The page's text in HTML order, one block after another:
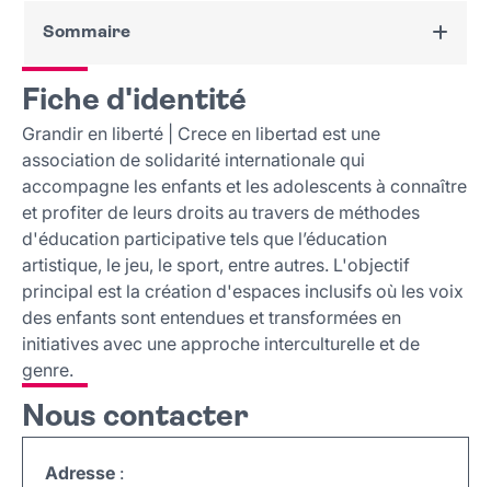
Sommaire
Fiche d'identité
Nous contacter
Fiche d'identité
Grandir en liberté | Crece en libertad est une
association de solidarité internationale qui
accompagne les enfants et les adolescents à connaître
et profiter de leurs droits au travers de méthodes
d'éducation participative tels que l’éducation
artistique, le jeu, le sport, entre autres. L'objectif
principal est la création d'espaces inclusifs où les voix
des enfants sont entendues et transformées en
initiatives avec une approche interculturelle et de
genre.
Nous contacter
Adresse :